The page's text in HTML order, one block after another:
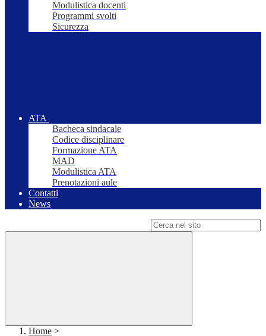
Modulistica docenti
Programmi svolti
Sicurezza
ATA
Bacheca sindacale
Codice disciplinare
Formazione ATA
MAD
Modulistica ATA
Prenotazioni aule
Contatti
News
Home >